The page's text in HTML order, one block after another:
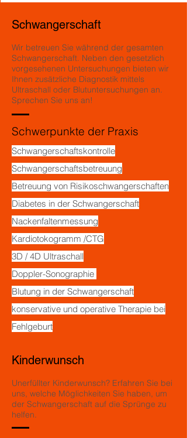
Schwangerschaft
Wir betreuen Sie während der gesamten
Schwangerschaft. Neben den gesetzlich
vorgesehenen Untersuchungen bieten wir
Ihnen zusätzliche Diagnostik mittels
Ultraschall oder Blutuntersuchungen an.
Sprechen Sie uns an!
Schwerpunkte der Praxis
Schwangerschaftskontrolle
Schwangerschaftsbetreuung
Betreuung von Risikoschwangerschaften
Diabetes in der Schwangerschaft
Nackenfaltenmessung
Kardiotokogramm /CTG
3D / 4D Ultraschall
Doppler-Sonographie
Blutung in der Schwangerschaft
konservative und operative Therapie bei
Fehlgeburt
Kinderwunsch
Unerfüllter Kinderwunsch? Erfahren Sie bei
uns, welche Möglichkeiten Sie haben, um
der Schwangerschaft auf die Sprünge zu
helfen.